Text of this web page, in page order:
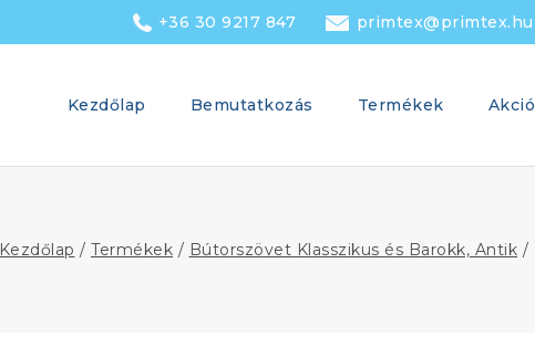
+36 30 9217 847 primtex@primtex.hu
Kezdőlap Bemutatkozás Termékek Akció
Kezdőlap / Termékek / Bútorszövet Klasszikus és Barokk, Antik /